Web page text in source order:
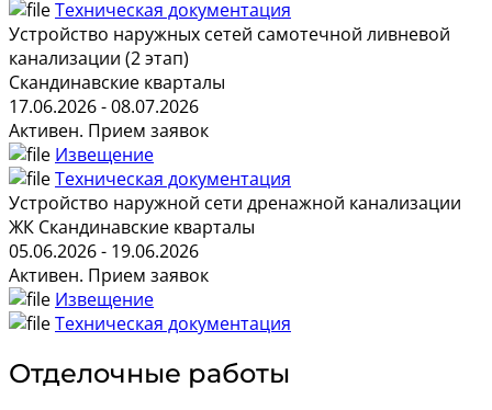
Техническая документация
Устройство наружных сетей самотечной ливневой
канализации (2 этап)
Скандинавские кварталы
17.06.2026 - 08.07.2026
Активен. Прием заявок
Извещение
Техническая документация
Устройство наружной сети дренажной канализации
ЖК Скандинавские кварталы
05.06.2026 - 19.06.2026
Активен. Прием заявок
Извещение
Техническая документация
Отделочные работы